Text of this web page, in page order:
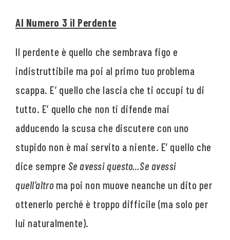
Al Numero 3 il Perdente
Il perdente è quello che sembrava figo e
indistruttibile ma poi al primo tuo problema
scappa. E’ quello che lascia che ti occupi tu di
tutto. E’ quello che non ti difende mai
adducendo la scusa che discutere con uno
stupido non è mai servito a niente. E’ quello che
dice sempre Se avessi questo…Se avessi
quell’altro ma poi non muove neanche un dito per
ottenerlo perché è troppo difficile (ma solo per
lui naturalmente).